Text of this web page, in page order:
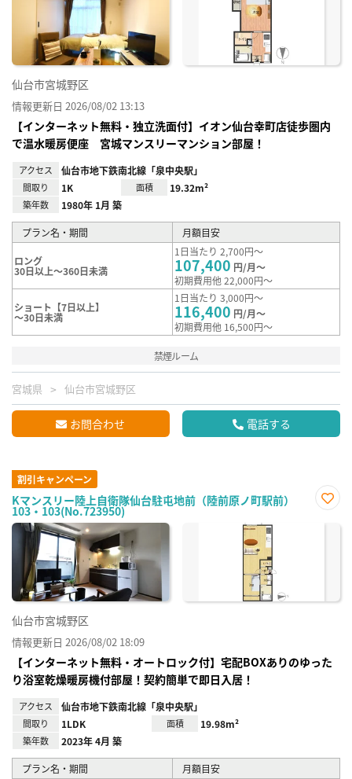
仙台市宮城野区
情報更新日 2026/08/02 13:13
【インターネット無料・独立洗面付】イオン仙台幸町店徒歩圏内
で温水暖房便座 宮城マンスリーマンション部屋！
アクセス 仙台市地下鉄南北線「泉中央駅」
間取り 1K 面積 19.32m²
築年数 1980年 1月 築
プラン名・期間 月額目安
ロング
30日以上～360日未満
1日当たり 2,700円～
107,400 円/月～
初期費用他 22,000円～
ショート【7日以上】
～30日未満
1日当たり 3,000円～
116,400 円/月～
初期費用他 16,500円～
禁煙ルーム
宮城県 仙台市宮城野区
お問合わせ 電話する
割引キャンペーン
Kマンスリー陸上自衛隊仙台駐屯地前（陸前原ノ町駅前）
103・103(No.723950)
に入
仙台市宮城野区
情報更新日 2026/08/02 18:09
【インターネット無料・オートロック付】宅配BOXありのゆった
り浴室乾燥暖房機付部屋！契約簡単で即日入居！
アクセス 仙台市地下鉄南北線「泉中央駅」
間取り 1LDK 面積 19.98m²
築年数 2023年 4月 築
プラン名・期間 月額目安